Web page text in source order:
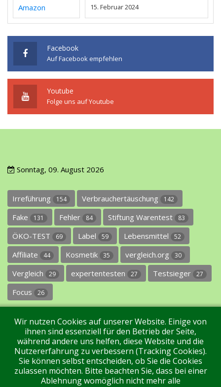
Amazon 15. Februar 2024
Facebook
Auf Facebook empfehlen
Youtube
Folge uns auf Youtube
Sonntag, 09. August 2026
Irreführung 154 Verbrauchertäuschung 142
Fake 131 Fehler 84 Stiftung Warentest 83
ÖKO-TEST 69 Label 59 Lebensmittel 52
Affiliate 44 Kosmetik 35 vergleich.org 30
Vergleich 29 expertentesten 27 Testsieger 27
Focus 26
Impressum Datenschutz Über uns Kontakt
Wir nutzen Cookies auf unserer Website. Einige von
ihnen sind essenziell für den Betrieb der Seite,
während andere uns helfen, diese Website und die
Nutzererfahrung zu verbessern (Tracking Cookies).
Sie können selbst entscheiden, ob Sie die Cookies
zulassen möchten. Bitte beachten Sie, dass bei einer
Ablehnung womöglich nicht mehr alle